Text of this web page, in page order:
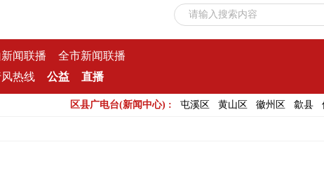
请输入搜索内容
闻联播
全市新闻联播
热线 公益 直播
区县广电台(新闻中心) : 屯溪区 黄山区 徽州区 歙县